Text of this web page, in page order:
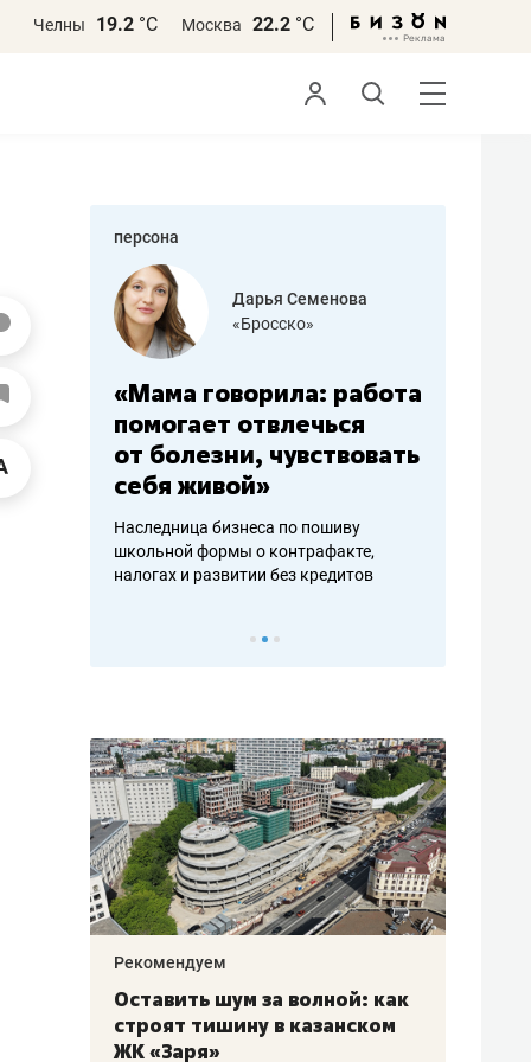
Челны 19.2 °С Москва 22.2 °С
персона
Дарья Семенова
«Бросско»
«Мама говорила: работа
помогает отвлечься
от болезни, чувствовать
себя живой»
Наследница бизнеса по пошиву
школьной формы о контрафакте,
налогах и развитии без кредитов
Рекомендуем
Оставить шум за волной: как
строят тишину в казанском
ЖК «Заря»